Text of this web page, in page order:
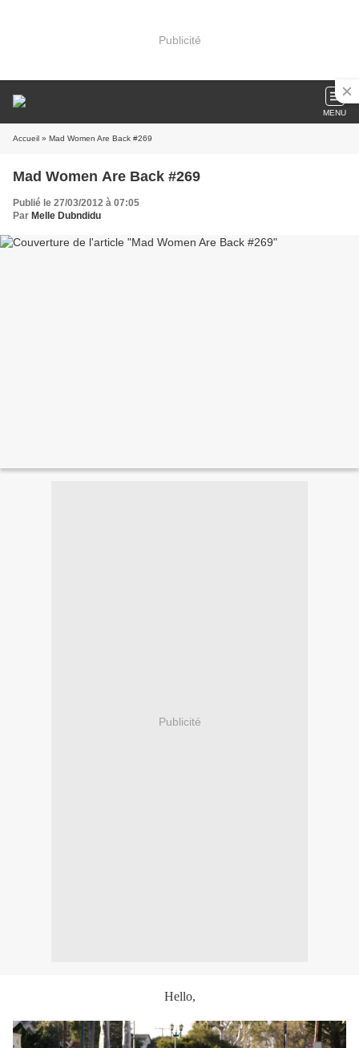
Publicité
MENU
Accueil » Mad Women Are Back #269
Mad Women Are Back #269
Publié le 27/03/2012 à 07:05
Par Melle Dubndidu
Publicité
Hello,